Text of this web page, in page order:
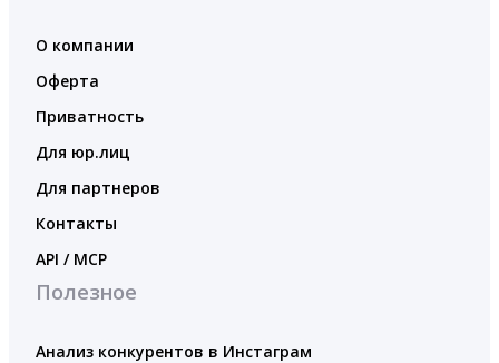
О компании
Оферта
Приватность
Для юр.лиц
Для партнеров
Контакты
API / MCP
Полезное
Анализ конкурентов в Инстаграм